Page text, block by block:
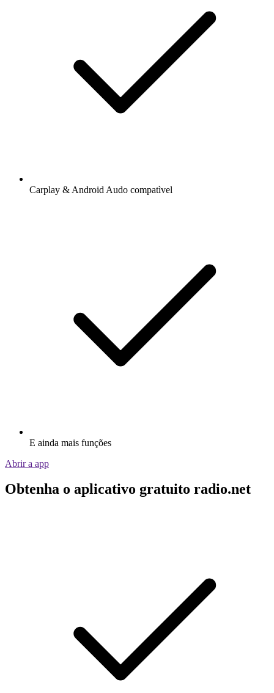
Carplay & Android Audo compatìvel
E ainda mais funções
Abrir a app
Obtenha o aplicativo gratuito radio.net